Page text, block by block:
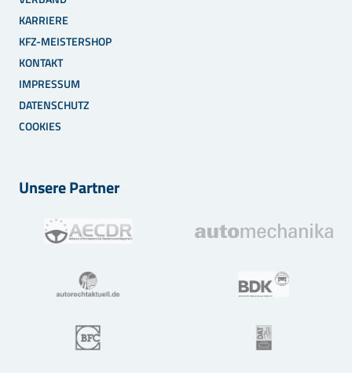
KARRIERE
KFZ-MEISTERSHOP
KONTAKT
IMPRESSUM
DATENSCHUTZ
COOKIES
Unsere Partner